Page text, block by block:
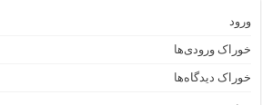
ورود
خوراک ورودی‌ها
خوراک دیدگاه‌ها